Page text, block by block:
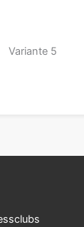
Variante 5